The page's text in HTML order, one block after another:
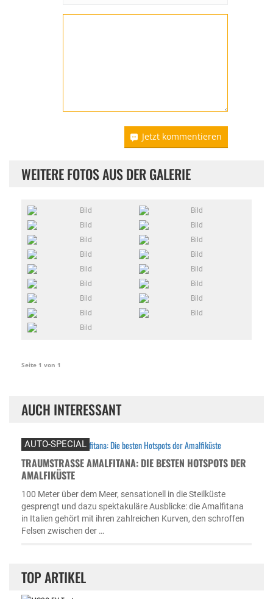
Jetzt kommentieren
WEITERE FOTOS AUS DER GALERIE
Seite 1 von 1
AUCH INTERESSANT
AUTO-SPECIAL
TRAUMSTRASSE AMALFITANA: DIE BESTEN HOTSPOTS DER A
MALFIKÜSTE
100 Meter über dem Meer, sensationell in die Steilküste
gesprengt und dazu spektakuläre Ausblicke: die Amalfitana
in Italien gehört mit ihren zahlreichen Kurven, den schroffen
Felsen zwischen der …
TOP ARTIKEL